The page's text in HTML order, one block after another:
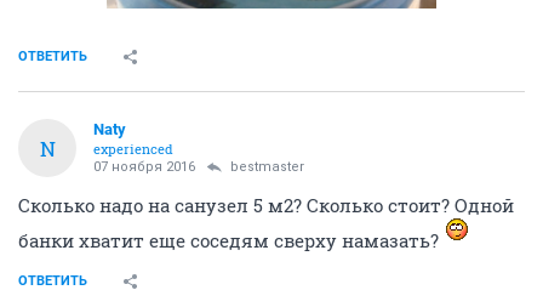
ОТВЕТИТЬ
N
Naty
experienced
07 ноября 2016 bestmaster
Сколько надо на санузел 5 м2? Сколько стоит? Одной
банки хватит еще соседям сверху намазать?
ОТВЕТИТЬ